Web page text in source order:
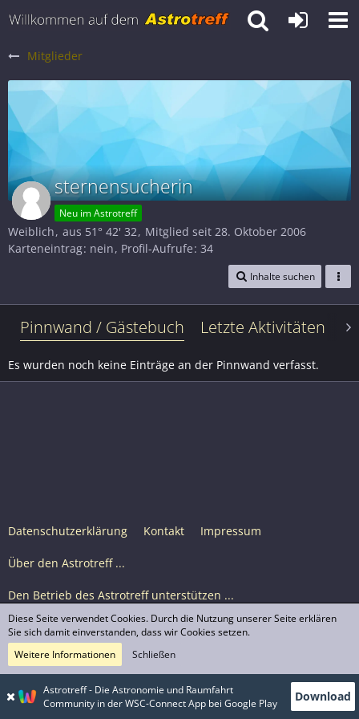
Mitglieder
sternensucherin
Neu im Astrotreff
Weiblich aus 51° 42' 32 Mitglied seit 28. Oktober 2006
Karteneintrag nein Profil-Aufrufe 34
Inhalte suchen
Pinnwand / Gästebuch Letzte Aktivitäten
Es wurden noch keine Einträge an der Pinnwand verfasst.
Datenschutzerklärung Kontakt Impressum
Über den Astrotreff ...
Den Betrieb des Astrotreff unterstützen ...
Nutzungsbedingungen
© Astrotreff 2001-2026, lizenziert unter CC BY-SA,
sofern für einzelne Inhalte nicht anders angegeben
Astrotreff - Die Astronomie und Raumfahrt
Community in der WSC-Connect App bei Google Play
Download
Diese Seite verwendet Cookies. Durch die Nutzung unserer Seite erklären
Sie sich damit einverstanden, dass wir Cookies setzen.
Weitere Informationen
Schließen